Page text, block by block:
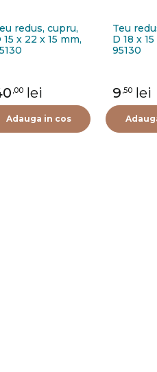
redus, cupru,
15 x 22 x 15 mm,
,00 lei
Adauga in cos
Teu
D 18 x
95130
9 ,50 lei